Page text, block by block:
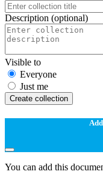
Description (optional)
Visible to
Everyone
Just me
Create collection
You can add this